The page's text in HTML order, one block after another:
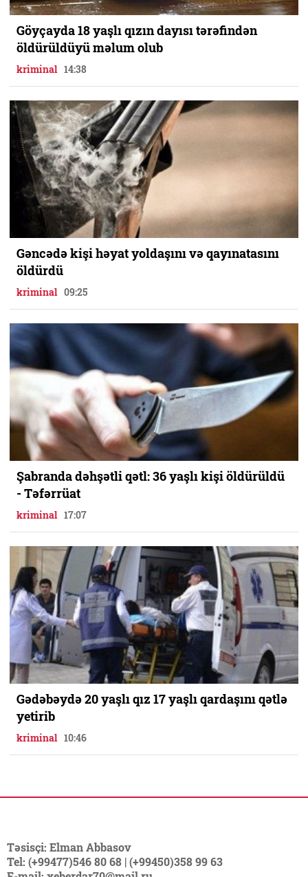
Göyçayda 18 yaşlı qızın dayısı tərəfindən
öldürüldüyü məlum olub
kriminal 14:38
Gəncədə kişi həyat yoldaşını və qayınatasını
öldürdü
kriminal 09:25
Şabranda dəhşətli qətl: 36 yaşlı kişi öldürüldü
- Təfərrüat
kriminal 17:07
Gədəbəydə 20 yaşlı qız 17 yaşlı qardaşını qətlə
yetirib
kriminal 10:46
Təsisçi: Elman Abbasov
Tel: (+99477)546 80 68 | (+99450)358 99 63